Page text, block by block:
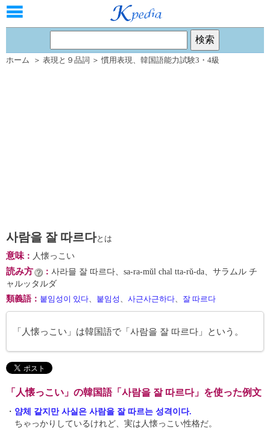
ホーム ＞ 表現と９品詞 ＞ 慣用表現、 韓国語能力試験3・4級
사람을 잘 따르다とは
意味： 人懐っこい
読み方 ： 사라믈 잘 따르다、sa-ra-mŭl chal tta-rŭ-da、サラムル チ
ャルッタルダ
類義語 ： 붙임성이 있다、 붙임성 、 사근사근하다、 잘 따르다
「人懐っこい」は韓国語で「사람을 잘 따르다」という。
「人懐っこい」の韓国語「사람을 잘 따르다」を使った例文
・ 얌체 같지만 사실은 사람을 잘 따르는 성격이다.
ちゃっかりしているけれど、実は人懐っこい性格だ。